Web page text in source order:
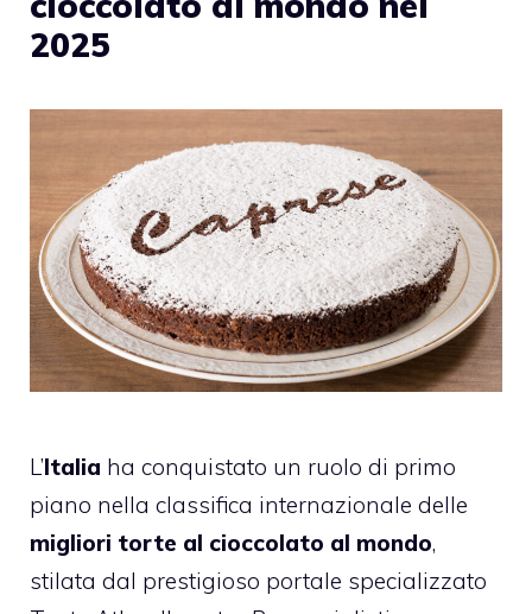
2025
L’Italia ha conquistato un ruolo di primo
piano nella classifica internazionale delle
migliori torte al cioccolato al mondo,
stilata dal prestigioso portale specializzato